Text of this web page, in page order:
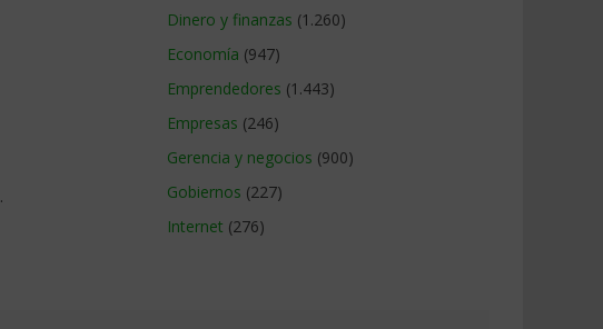
.
Dinero y finanzas (1.260)
Economía (947)
Emprendedores (1.443)
Empresas (246)
Gerencia y negocios (900)
Gobiernos (227)
Internet (276)